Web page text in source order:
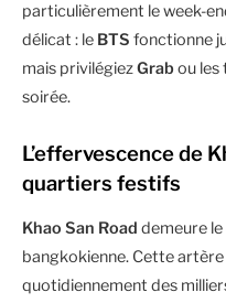
particulièrement le week-
délicat : le BTS fonctionne
mais privilégiezGrab ou les
soirée.
L’effervescence de
quartiers festifs
Khao San Road demeure
bangkokienne. Cette
quotidiennement des